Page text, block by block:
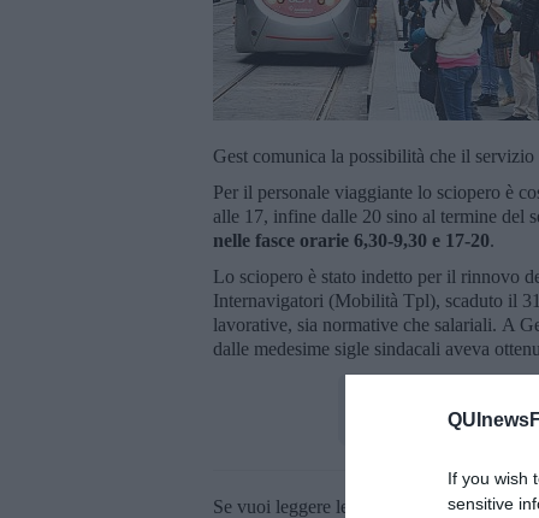
If you wish
sensitive
Gest comunica la possibilità che il
Per il personale viaggiante lo sciopero è
alle 17, infine dalle 20 sino al termine del
nelle fasce orarie 6,30-9,30 e 17-20.
Lo sciopero è stato indetto per il rinnovo
Internavigatori (Mobilità Tpl), scaduto il
lavorative, sia normative che salariali. A
dalle medesime sigle sindacali aveva
Se vuoi leggere le notizie principali della